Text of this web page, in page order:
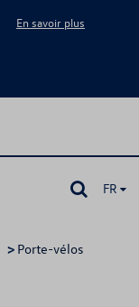
En savoir plus
FR
> Porte-vélos